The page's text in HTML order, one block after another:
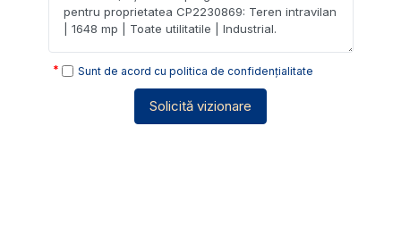
Sunt de acord cu politica de confidențialitate
Solicită vizionare